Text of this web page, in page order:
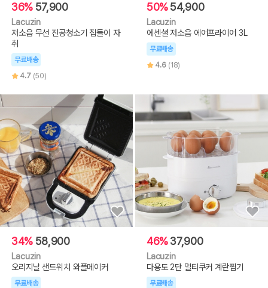
36% 57,900
Lacuzin
저소음 무선 진공청소기 집들이 자
취
무료배송
4.7 (50)
50%54,900
Lacuzin
에센셜 저소음 에어프라이어 3L
무료배송
4.6 (18)
34% 58,900
Lacuzin
오리지날 샌드위치 와플메이커
무료배송
46%37,900
Lacuzin
다용도 2단 멀티쿠커 계란찜기
무료배송